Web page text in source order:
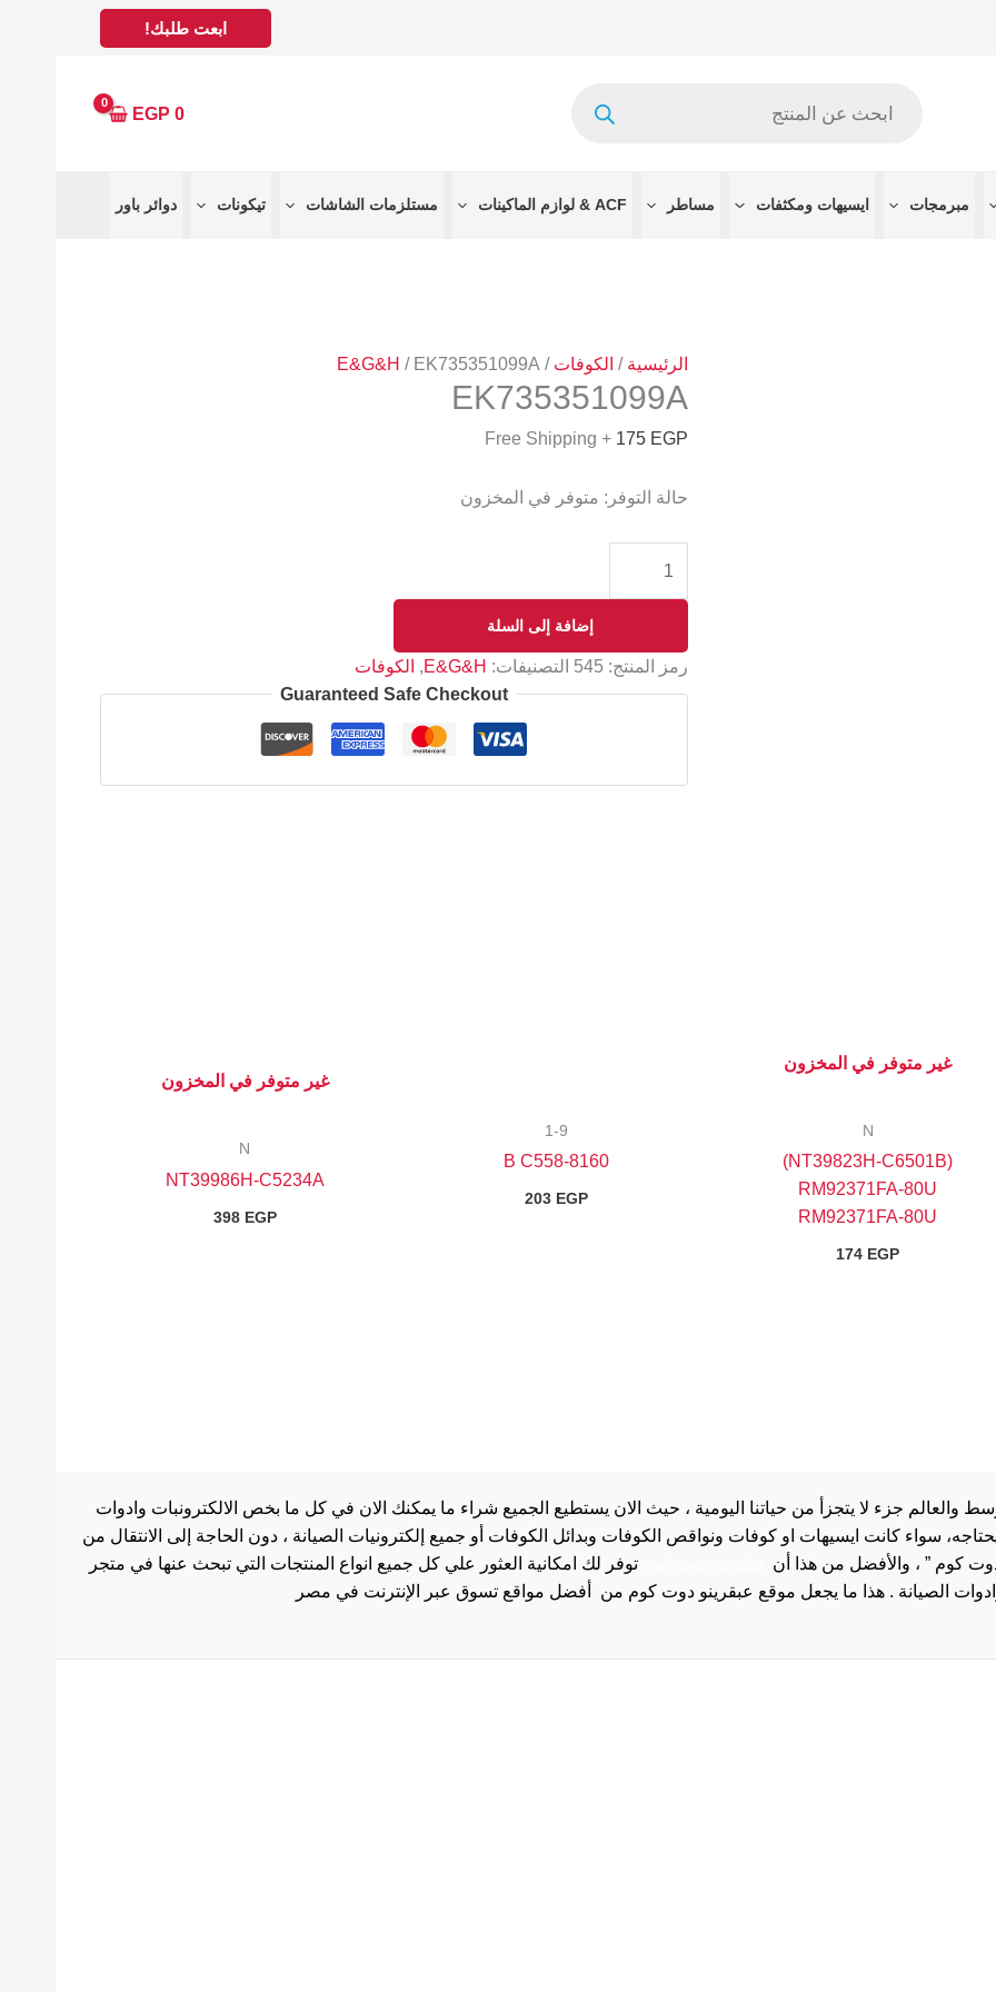
ابعت طلبك!
0
EGP
مبرمجات ايسيهات ومكثفات مساطر ACF & لوازم الماكينات مستلزمات الشاشات تيكونات دوائر باور
الرئيسية / الكوفات /
E&G&H / EK735351099A
EK735351099A
175 EGP
+ Free Shipping
حالة التوفر: متوفر في المخزون
إضافة إلى السلة
رمز المنتج: 545 التصنيفات: E&G&H
, الكوفات
Guaranteed Safe Checkout
غير متوفر في المخزون
N
(NT39823H-C6501B)
RM92371FA-80U
RM92371FA-80U
174 EGP
1-9
8160-B C558
203 EGP
غير متوفر في المخزون
N
NT39986H-C5234A
398 EGP
جزء لا يتجزأ من حياتنا اليومية ، حيث الان يستطيع الجميع شراء ما يمكنك الان في كل ما بخص الالكترونبات وادوات
سواء كانت ايسيهات او كوفات ونواقص الكوفات وبدائل الكوفات أو جميع إلكترونيات الصيانة ، دون الحاجة إلى الانتقال من
كوم ” ، والأفضل من هذا أن
توفر لك امكانية العثور علي كل جميع انواع المنتجات التي تبحث عنها في متجر